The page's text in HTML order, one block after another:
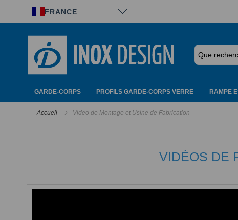
FRANCE
GARDE-CORPS PROFILS GARDE-CORPS VERRE RAMPE
Accueil Video de Montage et Usine de Fabrication
VIDÉOS DE
Panneau de gestion des cookies